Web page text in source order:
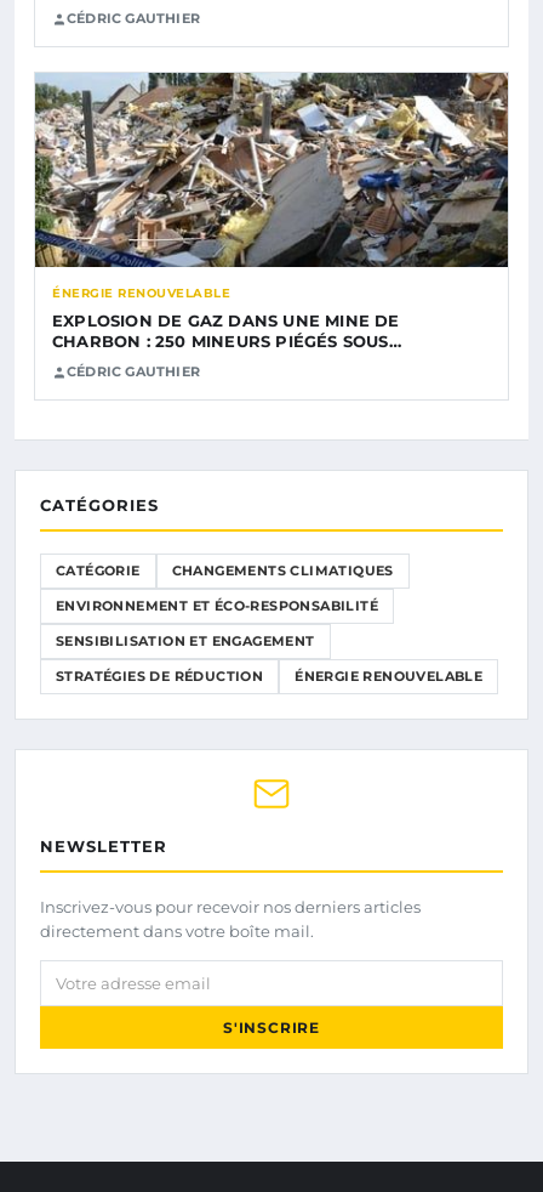
CÉDRIC GAUTHIER
ÉNERGIE RENOUVELABLE
EXPLOSION DE GAZ DANS UNE MINE DE
CHARBON : 250 MINEURS PIÉGÉS SOUS…
CÉDRIC GAUTHIER
CATÉGORIES
CATÉGORIE CHANGEMENTS CLIMATIQUES
ENVIRONNEMENT ET ÉCO-RESPONSABILITÉ
SENSIBILISATION ET ENGAGEMENT
STRATÉGIES DE RÉDUCTION ÉNERGIE RENOUVELABLE
NEWSLETTER
Inscrivez-vous pour recevoir nos derniers articles
directement dans votre boîte mail.
Votre adresse email
S'INSCRIRE